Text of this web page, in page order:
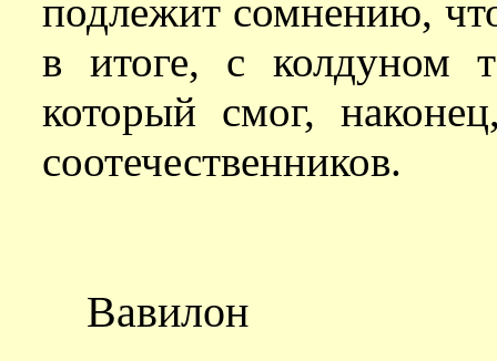
подлежит сомнению,
в итоге, с колдуном
который смог,
соотечественников.
Вавилон